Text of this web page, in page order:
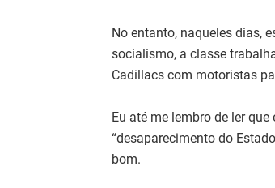
No entanto, naqueles dias,
socialismo, a classe
Cadillacs com motoristas
Eu até me lembro de ler
“desaparecimento do
bom.